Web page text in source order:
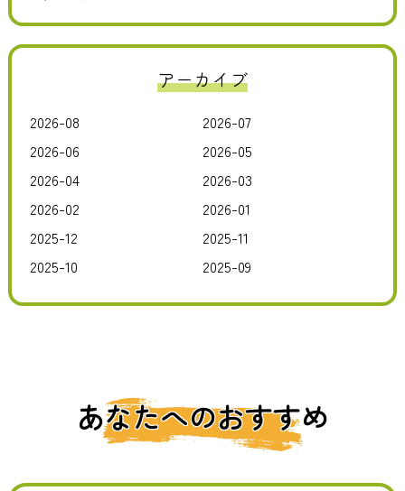
アーカイブ
2026-08
2026-07
2026-06
2026-05
2026-04
2026-03
2026-02
2026-01
2025-12
2025-11
2025-10
2025-09
あなたへのおすすめ